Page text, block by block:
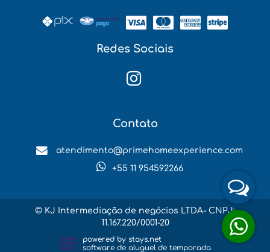
Redes Sociais
Contato
atendimento@primehomeexperience.com
+55 11 954592266
© KJ Intermediação de negócios LTDA- CNPJ:
11.167.220/0001-20
powered by stays.net
software de aluguel de temporada